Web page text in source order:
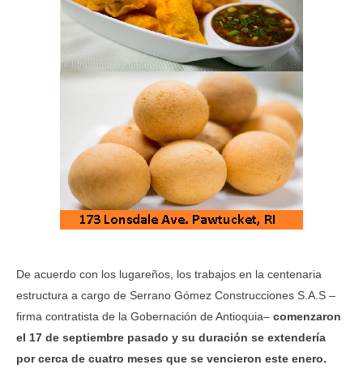
De acuerdo con los lugareños, los trabajos en la centenaria
estructura a cargo de Serrano Gómez Construcciones S.A.S –
firma contratista de la Gobernación de Antioquia– comenzaron
el 17 de septiembre pasado y su duración se extendería
por cerca de cuatro meses que se vencieron este enero.